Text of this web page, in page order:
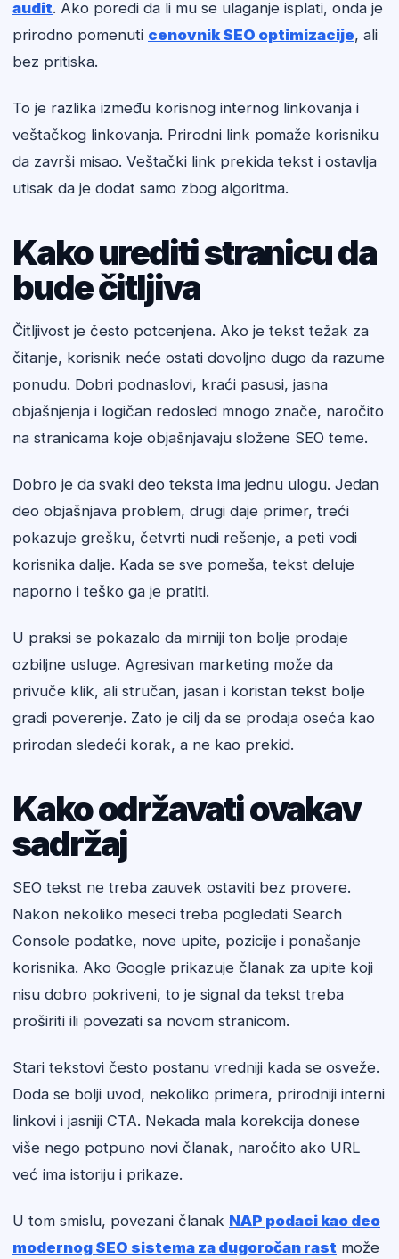
audit. Ako poredi da li mu se ulaganje isplati, onda je
prirodno pomenuti cenovnik SEO optimizacije, ali
bez pritiska.
To je razlika između korisnog internog linkovanja i
veštačkog linkovanja. Prirodni link pomaže korisniku
da završi misao. Veštački link prekida tekst i ostavlja
utisak da je dodat samo zbog algoritma.
Kako urediti stranicu da
bude čitljiva
Čitljivost je često potcenjena. Ako je tekst težak za
čitanje, korisnik neće ostati dovoljno dugo da razume
ponudu. Dobri podnaslovi, kraći pasusi, jasna
objašnjenja i logičan redosled mnogo znače, naročito
na stranicama koje objašnjavaju složene SEO teme.
Dobro je da svaki deo teksta ima jednu ulogu. Jedan
deo objašnjava problem, drugi daje primer, treći
pokazuje grešku, četvrti nudi rešenje, a peti vodi
korisnika dalje. Kada se sve pomeša, tekst deluje
naporno i teško ga je pratiti.
U praksi se pokazalo da mirniji ton bolje prodaje
ozbiljne usluge. Agresivan marketing može da
privuče klik, ali stručan, jasan i koristan tekst bolje
gradi poverenje. Zato je cilj da se prodaja oseća kao
prirodan sledeći korak, a ne kao prekid.
Kako održavati ovakav
sadržaj
SEO tekst ne treba zauvek ostaviti bez provere.
Nakon nekoliko meseci treba pogledati Search
Console podatke, nove upite, pozicije i ponašanje
korisnika. Ako Google prikazuje članak za upite koji
nisu dobro pokriveni, to je signal da tekst treba
proširiti ili povezati sa novom stranicom.
Stari tekstovi često postanu vredniji kada se osveže.
Doda se bolji uvod, nekoliko primera, prirodniji interni
linkovi i jasniji CTA. Nekada mala korekcija donese
više nego potpuno novi članak, naročito ako URL
već ima istoriju i prikaze.
U tom smislu, povezani članak NAP podaci kao deo
modernog SEO sistema za dugoročan rast može